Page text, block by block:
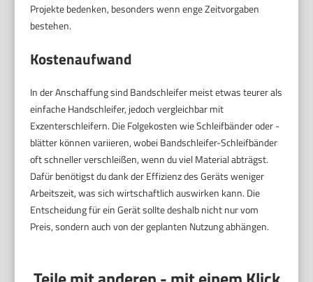
Projekte bedenken, besonders wenn enge Zeitvorgaben
bestehen.
Kostenaufwand
In der Anschaffung sind Bandschleifer meist etwas teurer als
einfache Handschleifer, jedoch vergleichbar mit
Exzenterschleifern. Die Folgekosten wie Schleifbänder oder -
blätter können variieren, wobei Bandschleifer-Schleifbänder
oft schneller verschleißen, wenn du viel Material abträgst.
Dafür benötigst du dank der Effizienz des Geräts weniger
Arbeitszeit, was sich wirtschaftlich auswirken kann. Die
Entscheidung für ein Gerät sollte deshalb nicht nur vom
Preis, sondern auch von der geplanten Nutzung abhängen.